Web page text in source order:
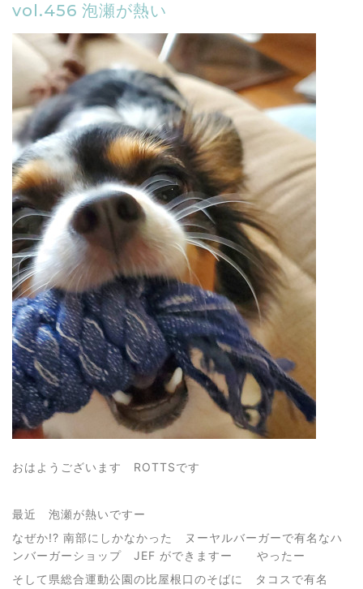
vol.456 泡瀬が熱い
おはようございます ROTTSです
最近 泡瀬が熱いですー
なぜか!? 南部にしかなかった ヌーヤルバーガーで有名なハ
ンバーガーショップ JEF ができますー やったー
そして県総合運動公園の比屋根口のそばに タコスで有名